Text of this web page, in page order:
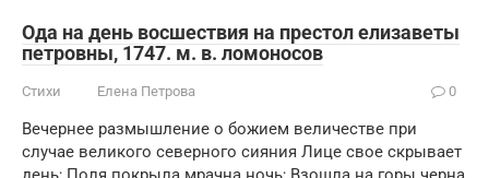
Ода на день восшествия на престол елизаветы
петровны, 1747. м. в. ломоносов
Стихи Елена Петрова 0
Вечернее размышление о божием величестве при
случае великого северного сияния Лице свое скрывает